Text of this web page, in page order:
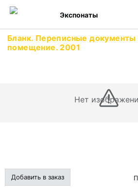
Экспонаты
Бланк. Переписные документы
помещение. 2001
Нет
Добавить в заказ